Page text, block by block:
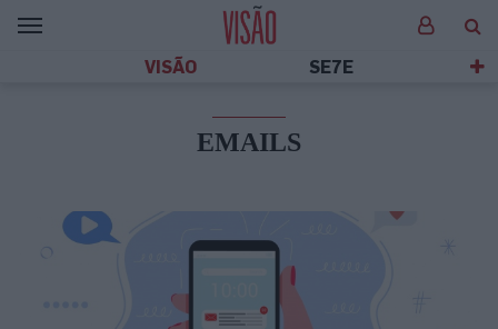
VISÃO SE7E
EMAILS